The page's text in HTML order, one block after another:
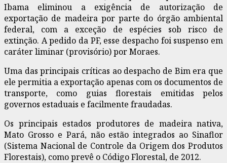
Ibama eliminou a exigência de autorização de
exportação de madeira por parte do órgão ambiental
federal, com a exceção de espécies sob risco de
extinção. A pedido da PF, esse despacho foi suspenso em
caráter liminar (provisório) por Moraes.
Uma das principais críticas ao despacho de Bim era que
ele permitia a exportação apenas com os documentos de
transporte, como guias florestais emitidas pelos
governos estaduais e facilmente fraudadas.
Os principais estados produtores de madeira nativa,
Mato Grosso e Pará, não estão integrados ao Sinaflor
(Sistema Nacional de Controle da Origem dos Produtos
Florestais), como prevê o Código Florestal, de 2012.